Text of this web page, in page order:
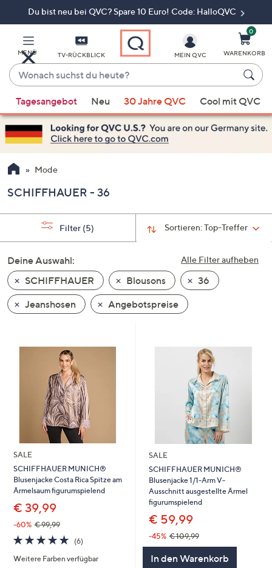
Du bist neu bei QVC? Spare 10 Euro! Code: HalloQVC
MENÜ TV-RÜCKBLICK
Wonach
suchst
du
heute?
Vorschläge
verfügbar
sind,
verwenden
Sie
Pfeiltasten
nach
und
nach
unten
oder
wischen
Sie
diese
anzuzeigen.
MEIN QVC
0
WARENKORB
Tagesangebot Neu 30 Jahre QVC Cool mit QVC
Mode
SCHIFFHAUER - 36
Sortieren:Top-Treffer
Filter (5)
Alle Filter aufheben
Deine Auswahl:
SCHIFFHAUER
Blousons
36
Jeanshosen
Angebotspreise
SALE
SCHIFFHAUER MUNICH®
Blusenjacke Costa Rica Spitze am
Ärmelsaum figurumspielend
€ 39,99
-60% € 99,99
5.0
von
5
(6)6
Weitere Farben verfügbar
SALE
SCHIFFHAUER MUNICH®
Blusenjacke 1/1-Arm V-
Ausschnitt ausgestellte Ärmel
figurumspielend
€ 59,99
-45% € 109,99
In den Warenkorb